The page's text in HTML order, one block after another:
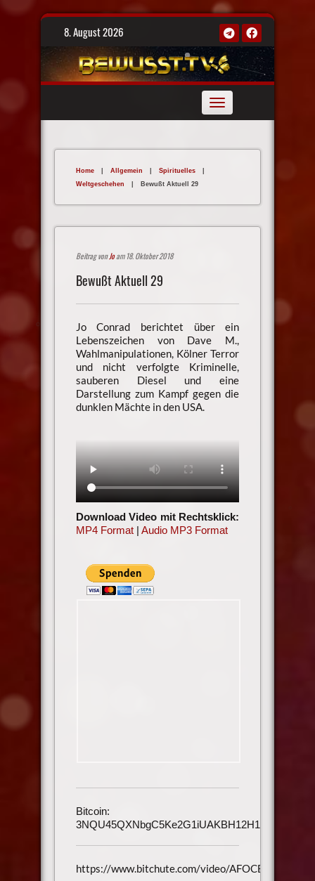
Skip
8. August 2026
Toggle
navigation
Home | Allgemein | Spirituelles
|
Weltgeschehen
| Bewußt Aktuell 29
Beitrag vonJoam 18. Oktober 2018
Bewußt Aktuell 29
Jo Conrad berichtet über ein
Lebenszeichen von Dave M.,
Wahlmanipulationen, Kölner Terror
und nicht verfolgte Kriminelle,
sauberen Diesel und eine
Darstellung zum Kampf gegen die
dunklen Mächte in den USA.
Download Video mit Rechtsklick:
MP4 Format| Audio MP3 Format
Bitcoin:
3NQU45QXNbgC5Ke2G1iUAKBH12H1h3UmAu
https://www.bitchute.com/video/AFOCB3BAfsoV/